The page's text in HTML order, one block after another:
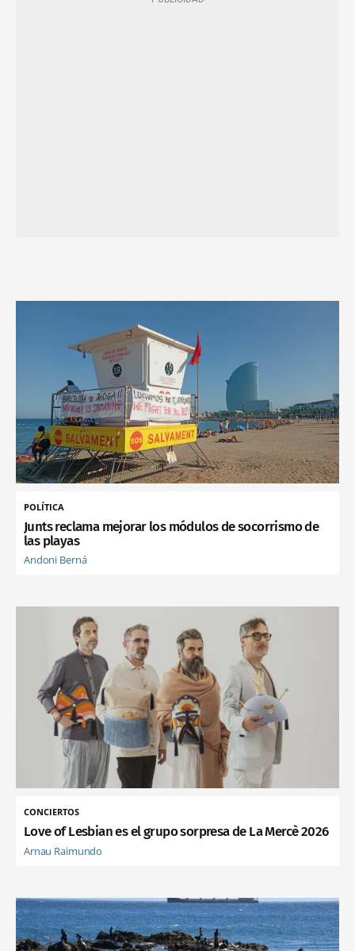
POLÍTICA
Junts reclama mejorar los módulos de socorrismo de
las playas
Andoni Berná
CONCIERTOS
Love of Lesbian es el grupo sorpresa de La Mercè 2026
Arnau Raimundo